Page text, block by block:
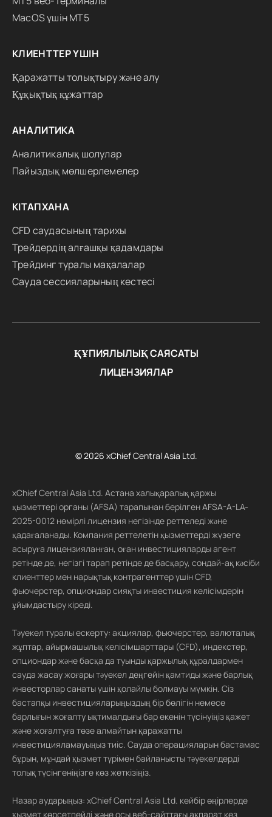
MacOS үшін MT5
КЛИЕНТТЕР ҮШІН
Қаражатты толықтыру және алу
Құқықтық құжаттар
АНАЛИТИКА
Аналитикалық шолулар
Пайыздық мөлшерлемелер
КІТАПХАНА
CFD саудасының тарихы
Трейдердің алғашқы қадамдары
Трейдинг туралы мақалалар
Сауда сессияларының кестесі
ҚҰПИЯЛЫЛЫҚ САЯСАТЫ
ЛИЦЕНЗИЯЛАР
© 2026 xChief Central Asia Ltd.
xChief Central Asia Ltd. Астана халықаралық қаржы
қызметтері органы (AFSA) тарапынан берілген AFSA-A-LA-
2025-0012 нөмірлі лицензия негізінде реттеледі және
қадағаланады. Компания реттелетін қызметтерді жүзеге
асыруға лицензияланған, оған инвестицияларды агент
ретінде де, негізгі тарап ретінде де басқару, сондай-ақ кәсіби
клиенттер мен нарықтық контрагенттер үшін CFD,
фьючерстер, опциондар сияқты инвестиция келісімдерін
ұйымдастыру кіреді.
Тәуекел туралы ескерту: акциялар, фьючерстер, валюталық
жұптар, айырмашылық келісімшарттары (CFD), индекстер,
опциондар және басқа да туынды қаржылық құралдармен
сауда жасау жоғары тәуекел деңгейін қамтиды және барлық
инвесторлар санаты үшін қолайлы болмауы мүмкін. Сіз
бастапқы инвестицияларыңыздың бір бөлігін немесе
барлығын жоғалту ықтималдығы бар екенін түсінуіңіз қажет
және жоғалтуға төзе алмайтын қаражатты
инвестицияламауыңыз тиіс. Сауда операцияларын бастамас
бұрын, мұндай қызмет түрімен байланысты тәуекелдерді
толық түсінгеніңізге көз жеткізіңіз.
Назар аударыңыз: xChief Central Asia Ltd. кейбір өңірлерде
қызмет көрсетпейді және осы веб-сайттағы ақпарат кез